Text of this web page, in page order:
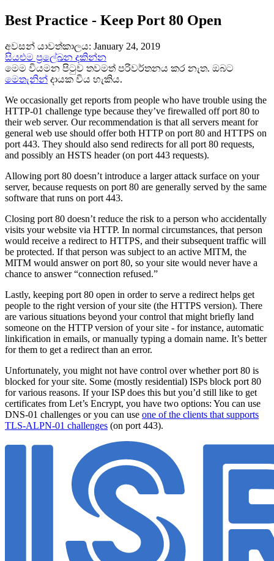
Best Practice - Keep Port 80 Open
අවසන් යාවත්කාලය: January 24, 2019
සියළුම ප්‍රලේඛන දකින්න
මෙම වියමන පිටුව තවමත් පරිවර්තනය කර නැත. ඔබට
මෙතැනින් දායක විය හැකිය.
We occasionally get reports from people who have trouble using the
HTTP-01 challenge type because they’ve firewalled off port 80 to
their web server. Our recommendation is that all servers meant for
general web use should offer both HTTP on port 80 and HTTPS on
port 443. They should also send redirects for all port 80 requests,
and possibly an HSTS header (on port 443 requests).
Allowing port 80 doesn’t introduce a larger attack surface on your
server, because requests on port 80 are generally served by the same
software that runs on port 443.
Closing port 80 doesn’t reduce the risk to a person who accidentally
visits your website via HTTP. In normal circumstances, that person
would receive a redirect to HTTPS, and their subsequent traffic will
be protected. If that person was subject to an active MITM, the
MITM would answer on port 80, so your site would never have a
chance to answer “connection refused.”
Lastly, keeping port 80 open in order to serve a redirect helps get
people to the right version of your site (the HTTPS version). There
are various situations beyond your control that might briefly land
someone on the HTTP version of your site - for instance, automatic
linkification in emails, or manually typing a domain name. It’s better
for them to get a redirect than an error.
Unfortunately, you might not have control over whether port 80 is
blocked for your site. Some (mostly residential) ISPs block port 80
for various reasons. If your ISP does this but you’d still like to get
certificates from Let’s Encrypt, you have two options: You can use
DNS-01 challenges or you can use one of the clients that supports
TLS-ALPN-01 challenges (on port 443).